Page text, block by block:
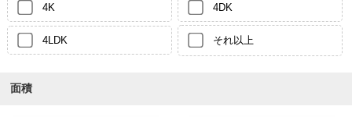
4K 4DK
4LDK それ以上
面積